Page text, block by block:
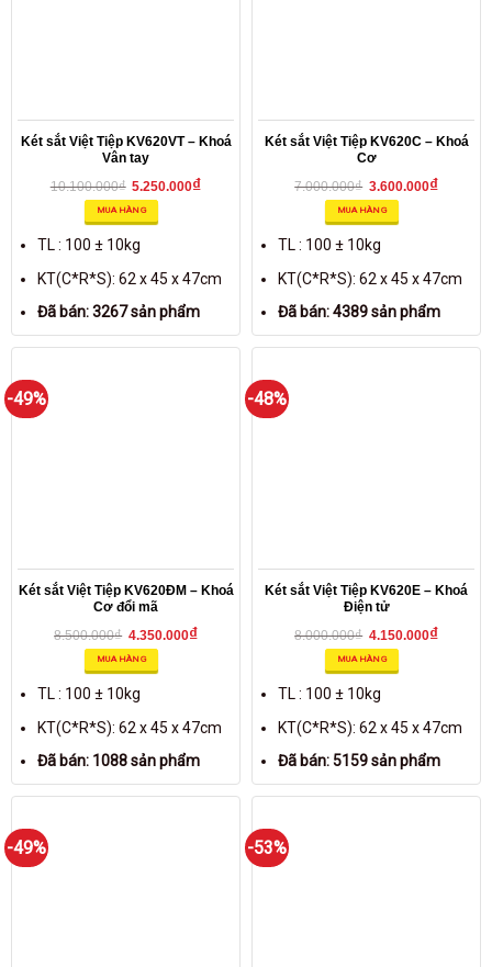
Két sắt Việt Tiệp KV620VT – Khoá
Vân tay
10.100.000₫ 5.250.000₫
MUA HÀNG
TL : 100 ± 10kg
KT(C*R*S): 62 x 45 x 47cm
Đã bán: 3267 sản phẩm
Két sắt Việt Tiệp KV620C – Khoá
Cơ
7.000.000₫ 3.600.000₫
MUA HÀNG
TL : 100 ± 10kg
KT(C*R*S): 62 x 45 x 47cm
Đã bán: 4389 sản phẩm
-49%
Két sắt Việt Tiệp KV620ĐM – Khoá
Cơ đổi mã
8.500.000₫ 4.350.000₫
MUA HÀNG
TL : 100 ± 10kg
KT(C*R*S): 62 x 45 x 47cm
Đã bán: 1088 sản phẩm
-48%
Két sắt Việt Tiệp KV620E – Khoá
Điện tử
8.000.000₫ 4.150.000₫
MUA HÀNG
TL : 100 ± 10kg
KT(C*R*S): 62 x 45 x 47cm
Đã bán: 5159 sản phẩm
-49% -53%